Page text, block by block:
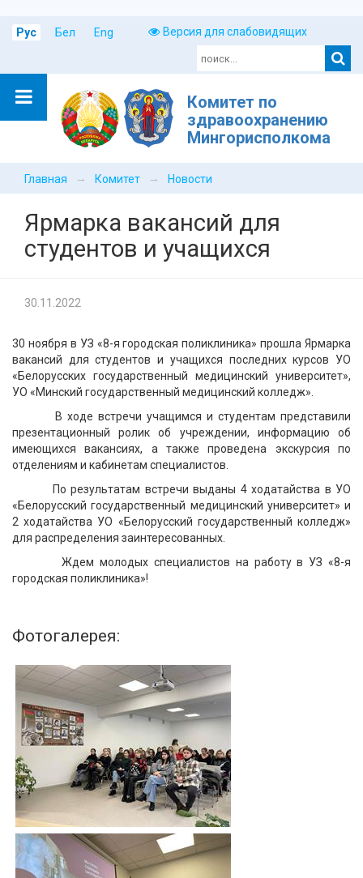
Рус Бел Eng Версия для слабовидящих
Комитет по
здравоохранению
Мингорисполкома
Главная → Комитет → Новости
Ярмарка вакансий для
студентов и учащихся
30.11.2022
30 ноября в УЗ «8-я городская поликлиника» прошла Ярмарка
вакансий для студентов и учащихся последних курсов УО
«Белорусских государственный медицинский университет»,
УО «Минский государственный медицинский колледж».
В ходе встречи учащимся и студентам представили
презентационный ролик об учреждении, информацию об
имеющихся вакансиях, а также проведена экскурсия по
отделениям и кабинетам специалистов.
По результатам встречи выданы 4 ходатайства в УО
«Белорусский государственный медицинский университет» и
2 ходатайства УО «Белорусский государственный колледж»
для распределения заинтересованных.
Ждем молодых специалистов на работу в УЗ «8-я
городская поликлиника»!
Фотогалерея: